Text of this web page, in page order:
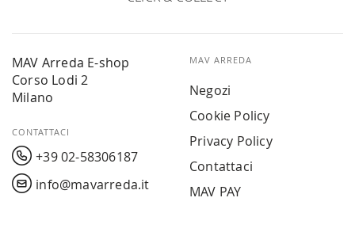
MAV Arreda E-shop
Corso Lodi 2
Milano
CONTATTACI
+39 02-58306187
info@mavarreda.it
MAV ARREDA
Negozi
Cookie Policy
Privacy Policy
Contattaci
MAV PAY